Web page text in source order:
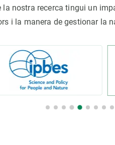
nostra recerca tingui un
i la manera de gestionar la